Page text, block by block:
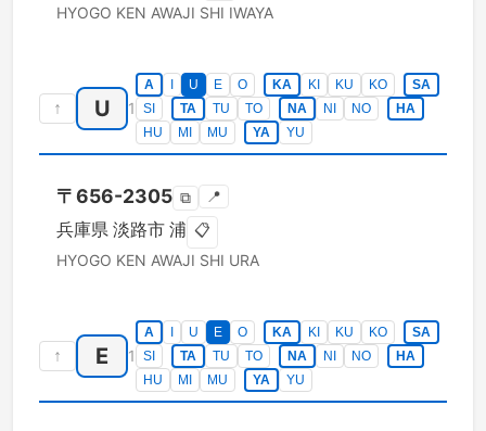
HYOGO KEN AWAJI SHI IWAYA
↑ U 1
A U E O KA KI KU KO
SA
SI
TA TU TO NA NI NO
HA
HU
MI MU YA YU
〒656-2305 ⧉ 📍
兵庫県 淡路市 浦 📋
HYOGO KEN AWAJI SHI URA
↑ E 1
A U E O KA KI KU KO
SA
SI
TA TU TO NA NI NO
HA
HU
MI MU YA YU